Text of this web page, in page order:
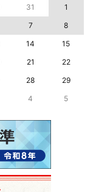
31
1
7
8
14
15
21
22
28
29
4 5